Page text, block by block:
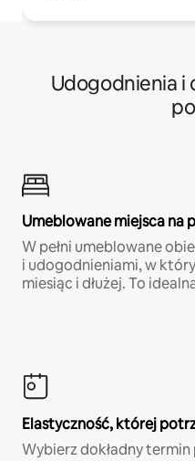
Udogodnienia i
Umeblowane miejsca na
W pełni umeblowane
i udogodnieniami, w
miesiąc i dłużej. To
Elastyczność, której
Wybierz dokładny